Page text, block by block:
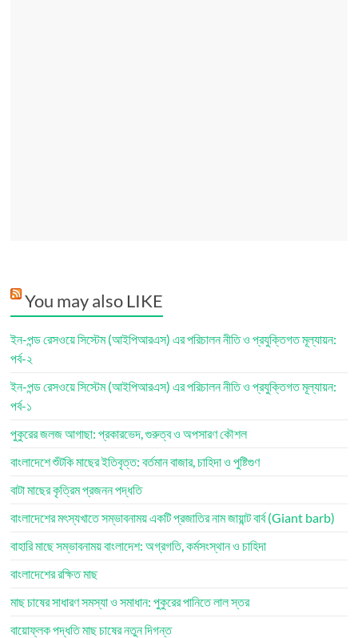
You may also LIKE
ইন-পন্ড রেসওয়ে সিস্টেম (আইপিআরএস) এর পরিচালন নীতি ও প্রযুক্তিগত মূল্যায়ন:
পর্ব-২
ইন-পন্ড রেসওয়ে সিস্টেম (আইপিআরএস) এর পরিচালন নীতি ও প্রযুক্তিগত মূল্যায়ন:
পর্ব-১
পুকুরের জলজ আগাছা: প্রকারভেদ, গুরুত্ব ও অপসারণ কৌশল
বাংলাদেশে শুঁটকি মাছের ইতিবৃত্ত: বর্তমান বাজার, চাহিদা ও পুষ্টিগুণ
বাটা মাছের কৃত্রিম প্রজনন পদ্ধতি
বাংলাদেশের মৎস্যখাতে সম্ভাবনাময় একটি প্রজাতির নাম জায়ান্ট বার্ব (Giant barb)
বাহারি মাছে সম্ভাবনাময় বাংলাদেশ: অগ্রগতি, কর্মসংস্থান ও চাহিদা
বাংলাদেশের রক্ষিত মাছ
মাছ চাষের সাধারণ সমস্যা ও সমাধান: পুকুরের পানিতে লাল স্তর
বায়োফ্লক পদ্ধতি মাছ চাষের নতুন দিগন্ত